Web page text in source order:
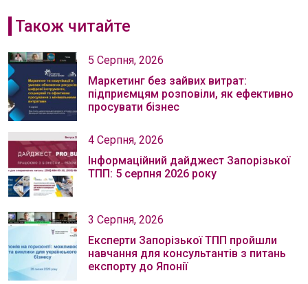
Також читайте
5 Серпня, 2026
Маркетинг без зайвих витрат:
підприємцям розповіли, як ефективно
просувати бізнес
4 Серпня, 2026
Інформаційний дайджест Запорізької
ТПП: 5 серпня 2026 року
3 Серпня, 2026
Експерти Запорізької ТПП пройшли
навчання для консультантів з питань
експорту до Японії